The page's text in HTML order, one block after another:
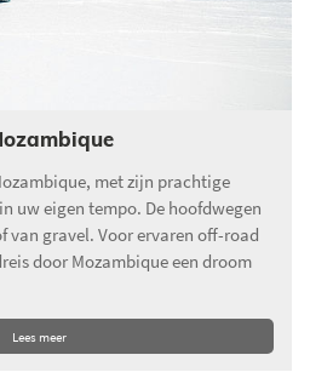
met zijn prachtige
uw eigen tempo. De hoofdwegen
van gravel. Voor ervaren off-road
door Mozambique een droom
Lees meer